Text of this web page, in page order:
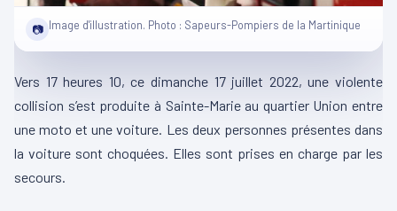
📷 Image d'illustration. Photo : Sapeurs-Pompiers de la Martinique
Vers 17 heures 10, ce dimanche 17 juillet 2022, une violente
collision s’est produite à Sainte-Marie au quartier Union entre
une moto et une voiture. Les deux personnes présentes dans
la voiture sont choquées. Elles sont prises en charge par les
secours.